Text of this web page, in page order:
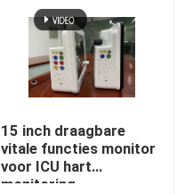
15 inch draagbare
vitale functies monitor
voor ICU hart
monitoring